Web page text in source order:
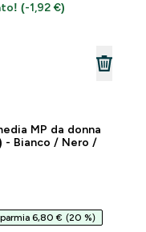
(-1,92 €)
MP da donna
- Bianco / Nero /
6,80 € (20 %)